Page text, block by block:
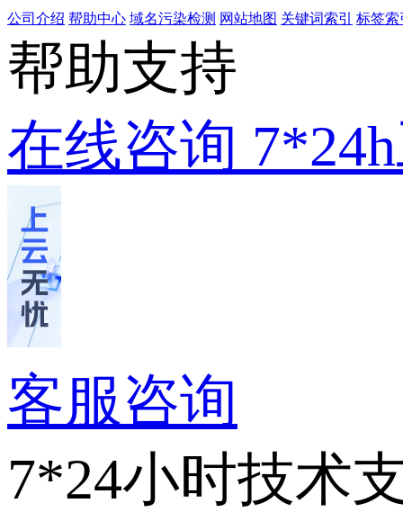
公司介绍 帮助中心 域名污染检测 网站地图 关键词索引 标签索
帮助支持
在线咨询
客服咨询
7*24小时技术